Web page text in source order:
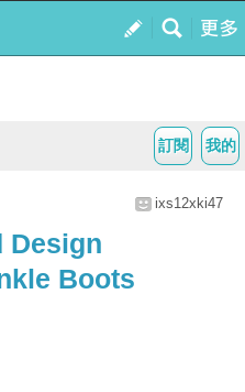
我的
訂閱
ixs12xki47
Design
Boots